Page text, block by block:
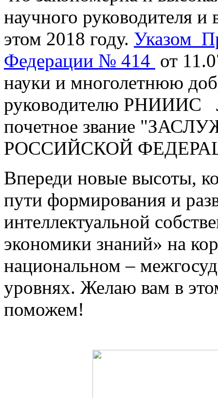
научного руководителя и
этом 2018 году. Указом
Федерации № 414 от
науки и многолетнюю
руководителю РНИИИС
почетное звание
РОССИЙСКОЙ
Впереди новые высоты,
пути формирования и
интеллектуальной
экономики знаний» на
национальном –
уровнях. Желаю вам в
поможем!